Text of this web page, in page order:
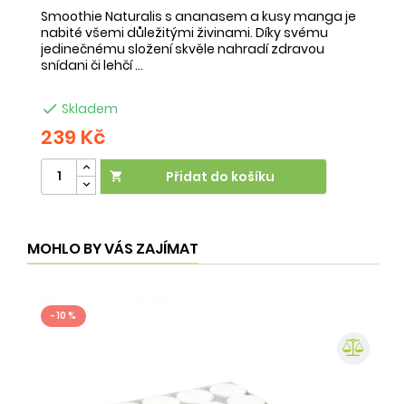
Smoothie Naturalis s ananasem a kusy manga je
nabité všemi důležitými živinami. Díky svému
jedinečnému složení skvěle nahradí zdravou
snídani či lehčí ...
 Skladem
239 Kč
 Přidat do košíku
MOHLO BY VÁS ZAJÍMAT
- 10 %